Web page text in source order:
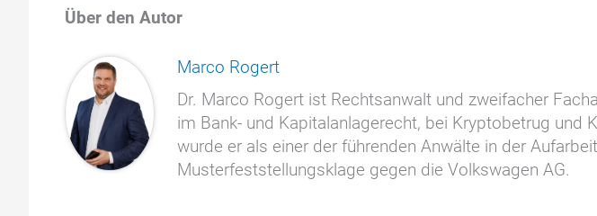
Über den Autor
Marco Rogert
Dr. Marco Rogert ist Rechtsanwalt und zweifacher
im Bank- und Kapitalanlagerecht, bei Kryptobetrug und
wurde er als einer der führenden Anwälte in der
Musterfeststellungsklage gegen die Volkswagen AG.